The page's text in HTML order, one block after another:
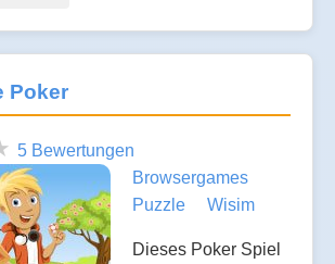
Poker
5 Bewertungen
Browsergames
Puzzle
Wisim
Dieses Poker Spiel